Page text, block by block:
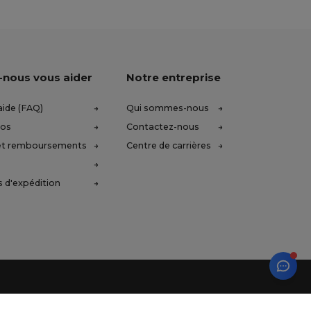
nous vous aider
(FAQ)
remboursements
d'expédition
Notre entreprise
Qui sommes-nous
Contactez-nous
Centre de carrières